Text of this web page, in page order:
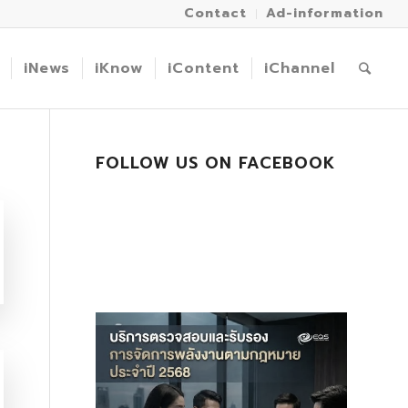
Contact Ad-information
iNews iKnow iContent iChannel
FOLLOW US ON FACEBOOK